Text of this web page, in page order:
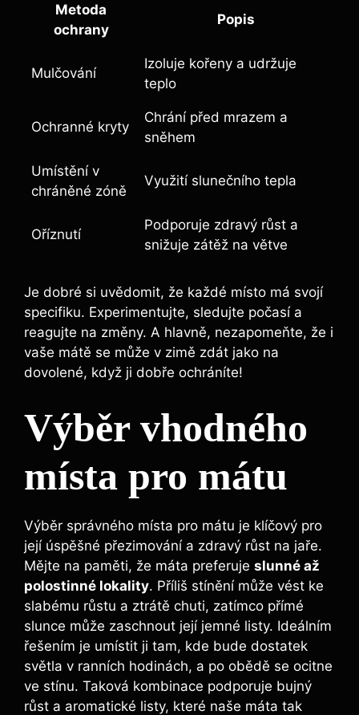
Metoda
ochrany
Popis
Mulčování
Izoluje kořeny a udržuje
teplo
Ochranné kryty
Chrání před mrazem a
sněhem
Umístění v
chráněné zóně
Využití slunečního tepla
Oříznutí
Podporuje zdravý růst a
snižuje zátěž na větve
Je dobré si uvědomit, že každé místo má svojí
specifiku. Experimentujte, sledujte počasí a
reagujte na změny. A hlavně, nezapomeňte, že i
vaše mátě se může v zimě zdát jako na
dovolené, když ji dobře ochráníte!
Výběr vhodného
místa pro mátu
Výběr správného místa pro mátu je klíčový pro
její úspěšné přezimování a zdravý růst na jaře.
Mějte na paměti, že máta preferuje slunné až
polostinné lokality. Příliš stínění může vést ke
slabému růstu a ztrátě chuti, zatímco přímé
slunce může zaschnout její jemné listy. Ideálním
řešením je umístit ji tam, kde bude dostatek
světla v ranních hodinách, a po obědě se ocitne
ve stínu. Taková kombinace podporuje bujný
růst a aromatické listy, které naše máta tak